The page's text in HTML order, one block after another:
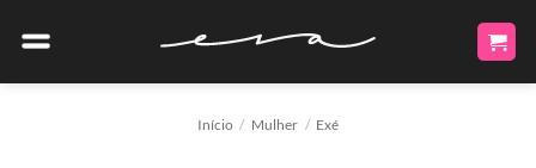
Início / Mulher / Exé